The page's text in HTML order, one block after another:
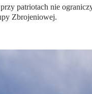
patriotach nie
Zbrojeniowej.